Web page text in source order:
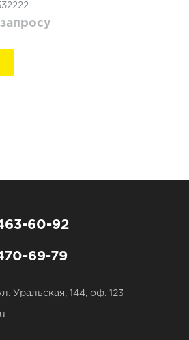
60-92
69-79
Уральская, 144, оф. 123